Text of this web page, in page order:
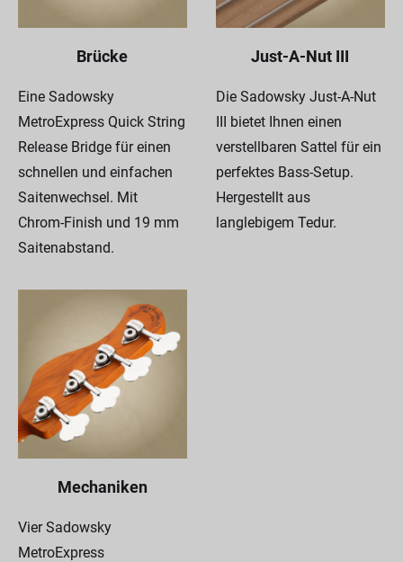
Brücke
Eine Sadowsky
MetroExpress Quick String
Release Bridge für einen
schnellen und einfachen
Saitenwechsel. Mit
Chrom-Finish und 19 mm
Saitenabstand.
Just-A-Nut III
Die Sadowsky Just-A-Nut
III bietet Ihnen einen
verstellbaren Sattel für ein
perfektes Bass-Setup.
Hergestellt aus
langlebigem Tedur.
Mechaniken
Vier Sadowsky
MetroExpress